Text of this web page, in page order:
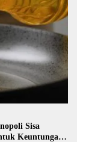
Sisa
Keuntungan